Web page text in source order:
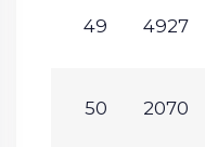
49 4927
50 2070